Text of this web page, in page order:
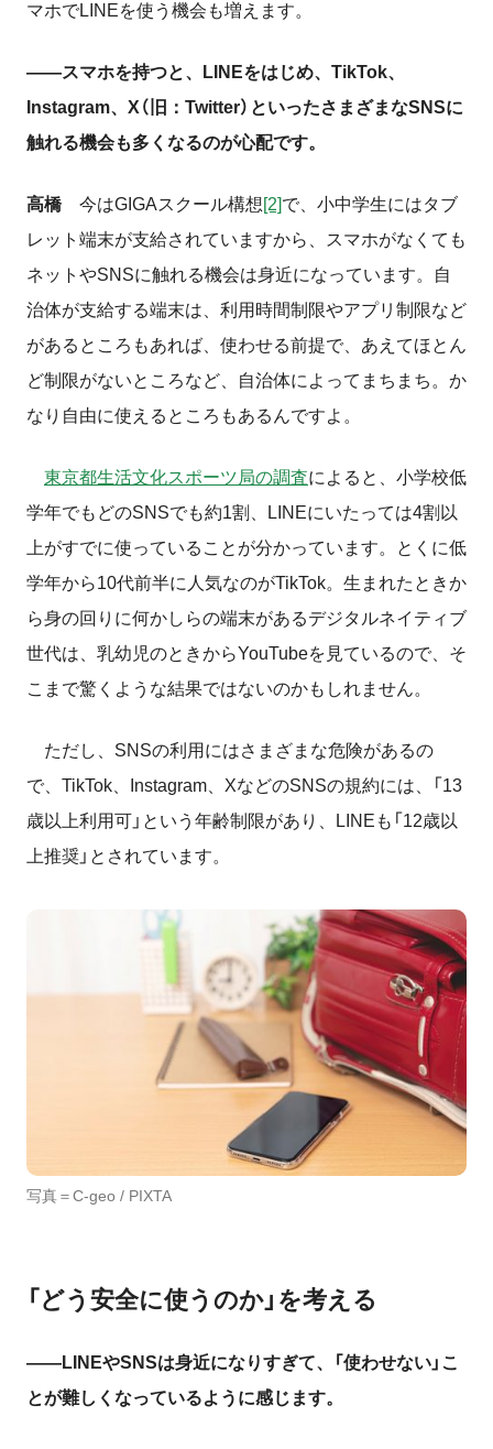
マホでLINEを使う機会も増えます。
――スマホを持つと、LINEをはじめ、TikTok、
Instagram、X（旧：Twitter）といったさまざまなSNSに
触れる機会も多くなるのが心配です。
高橋今はGIGAスクール構想[2]で、小中学生にはタブ
レット端末が支給されていますから、スマホがなくても
ネットやSNSに触れる機会は身近になっています。自
治体が支給する端末は、利用時間制限やアプリ制限など
があるところもあれば、使わせる前提で、あえてほとん
ど制限がないところなど、自治体によってまちまち。か
なり自由に使えるところもあるんですよ。
東京都生活文化スポーツ局の調査によると、 小学校低
学年でもどのSNSでも約1割、
LINEにいたっては4割以
上がすでに使っていることが分かっています。
とくに低
学年から10代前半に人気なのがTikTok。生まれたときか
ら身の回りに何かしらの端末があるデジタルネイティブ
世代は、乳幼児のときからYouTubeを見ているので、そ
こまで驚くような結果ではないのかもしれません。
ただし、SNSの利用にはさまざまな危険があるの
で、TikTok、Instagram、XなどのSNSの規約には、「13
歳以上利用可」という年齢制限があり、LINEも「12歳以
上推奨」とされています。
写真＝C-geo / PIXTA
「どう安全に使うのか」を考える
――LINEやSNSは身近になりすぎて、「使わせない」こ
とが難しくなっているように感じます。